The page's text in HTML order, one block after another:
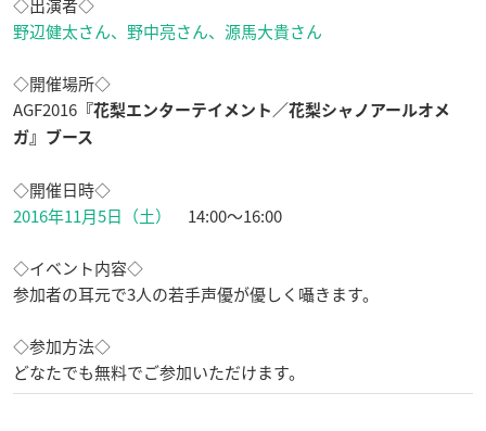
◇出演者◇
野辺健太さん、野中亮さん、源馬大貴さん
◇開催場所◇
AGF2016 『花梨エンターテイメント／花梨シャノアールオメ
ガ』ブース
◇開催日時◇
2016年11月5日（土）
14:00～16:00
◇イベント内容◇
参加者の耳元で3人の若手声優が優しく囁きます。
◇参加方法◇
どなたでも無料でご参加いただけます。